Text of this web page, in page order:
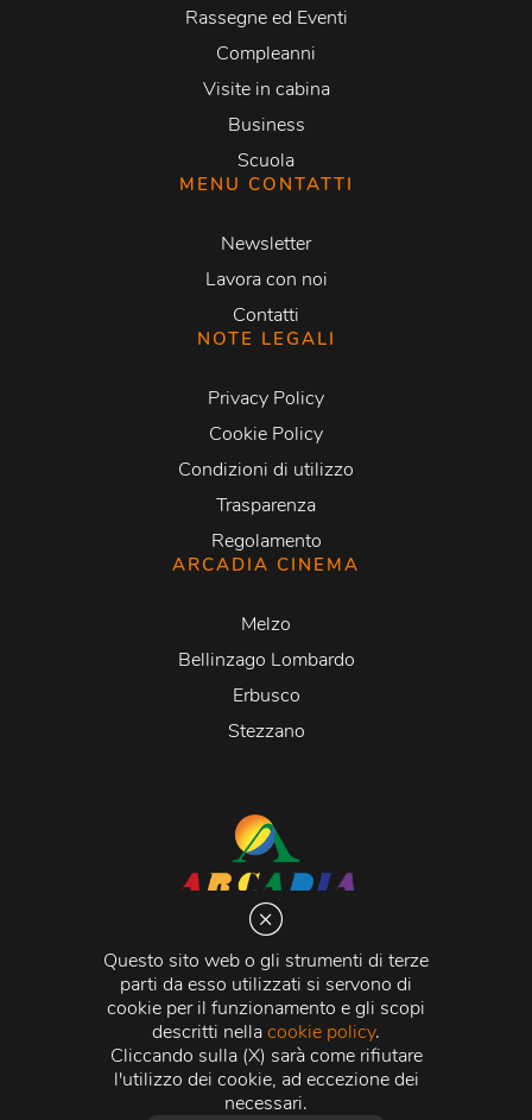
Questo sito web o gli strumenti di terze
parti da esso utilizzati si servono di
cookie per il funzionamento e gli scopi
descritti nellacookie policy.
Cliccando sulla (X) sarà come rifiutare
l'utilizzo dei cookie, ad eccezione dei
necessari.
Rassegne ed Eventi
Compleanni
Visite in cabina
Business
Scuola
MENU CONTATTI
Newsletter
Lavora con noi
Contatti
NOTE LEGALI
Privacy Policy
Cookie Policy
Condizioni di utilizzo
Trasparenza
Regolamento
ARCADIA CINEMA
Melzo
Bellinzago Lombardo
Erbusco
Stezzano
Via Martiri della Libertà 20066 Melzo (MI)
C.C.I.A.A. - R.E.A di Milano n. 1427910
Registro delle Imprese di Milano n. 338392 -
Fiscale e Partita Iva11015840157 | Capitale Sociale
500.000,00 i.v.
Credits:Crea Informatica S.r.l. 2026 © Tutti i diritti
riservati.